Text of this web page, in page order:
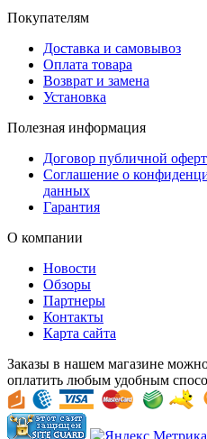
Покупателям
Доставка и самовывоз
Оплата товара
Возврат и замена
Установка
Полезная информация
Договор публичной
Соглашение о
данных
Гарантия
О компании
Новости
Обзоры
Партнеры
Контакты
Карта сайта
Заказы в нашем магазине
оплатить любым удобным